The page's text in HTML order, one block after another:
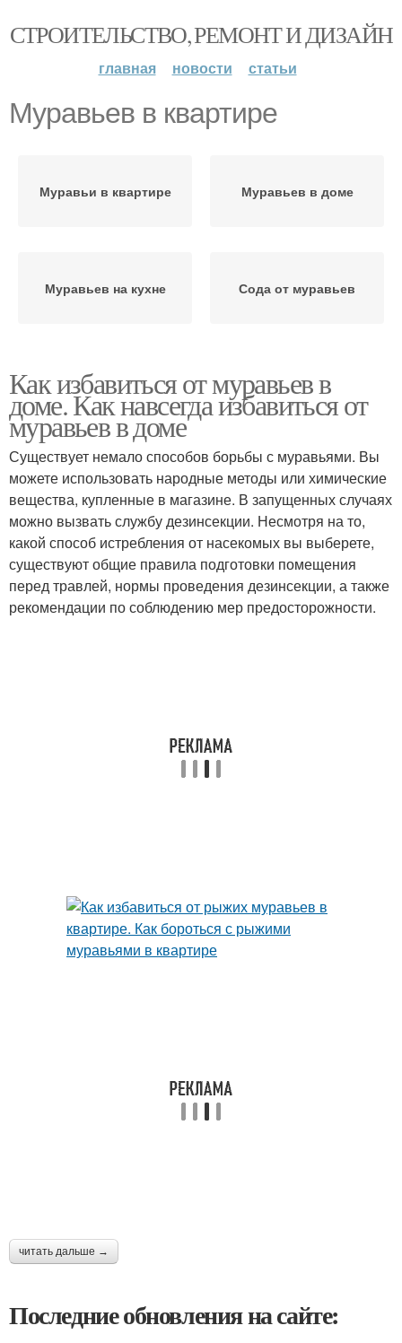
СТРОИТЕЛЬСТВО, РЕМОНТ И ДИЗАЙН
главная новости статьи
Муравьев в квартире
Муравьи в квартире Муравьев в доме
Муравьев на кухне Сода от муравьев
Как избавиться от муравьев в
доме. Как навсегда избавиться от
муравьев в доме
Существует немало способов борьбы с муравьями. Вы
можете использовать народные методы или химические
вещества, купленные в магазине. В запущенных случаях
можно вызвать службу дезинсекции. Несмотря на то,
какой способ истребления от насекомых вы выберете,
существуют общие правила подготовки помещения
перед травлей, нормы проведения дезинсекции, а также
рекомендации по соблюдению мер предосторожности.
читать дальше →
Последние обновления на сайте: